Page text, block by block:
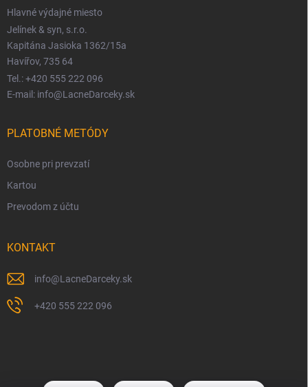
Hlavné výdajné miesto
Jelínek & syn, s.r.o.
Kapitána Jasioka 1362/15a
Havířov, 735 64
Tel.: +420 555 222 096
E-mail: info@LacneDarceky.sk
PLATOBNÉ METÓDY
Osobne pri prevzatí
Kartou
Prevodom z účtu
KONTAKT
info@LacneDarceky.sk
+420 555 222 096